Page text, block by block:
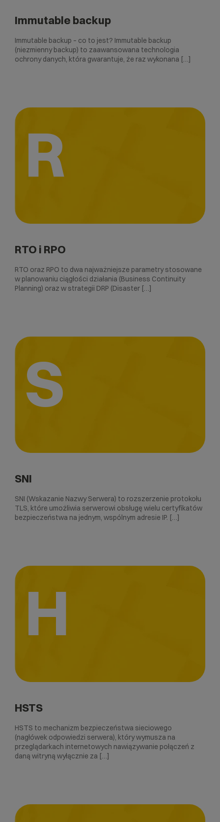
Immutable backup
Immutable backup – co to jest? Immutable backup
(niezmienny backup) to zaawansowana technologia
ochrony danych, która gwarantuje, że raz wykonana […]
R
RTO i RPO
RTO oraz RPO to dwa najważniejsze parametry stosowane
w planowaniu ciągłości działania (Business Continuity
Planning) oraz w strategii DRP (Disaster […]
S
SNI
SNI (Wskazanie Nazwy Serwera) to rozszerzenie protokołu
TLS, które umożliwia serwerowi obsługę wielu certyfikatów
bezpieczeństwa na jednym, wspólnym adresie IP. […]
H
HSTS
HSTS to mechanizm bezpieczeństwa sieciowego
(nagłówek odpowiedzi serwera), który wymusza na
przeglądarkach internetowych nawiązywanie połączeń z
daną witryną wyłącznie za […]